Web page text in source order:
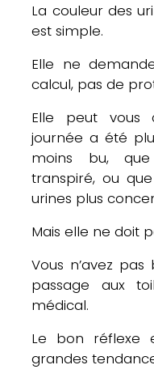
La couleur des
est simple.
Elle ne
calcul, pas de
Elle peut vous
journée a été
moins bu,
transpiré, ou
urines plus
Mais elle ne doit
Vous n’avez pas
passage aux
médical.
Le bon réflexe
grandes